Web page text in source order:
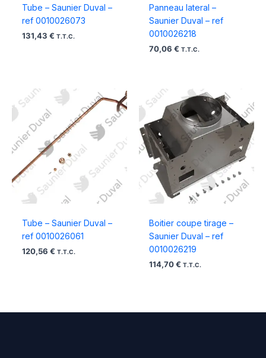
Tube – Saunier Duval –
ref 0010026073
131,43 € T.T.C.
Panneau lateral –
Saunier Duval – ref
0010026218
70,06 € T.T.C.
Tube – Saunier Duval –
ref 0010026061
120,56 € T.T.C.
Boitier coupe tirage –
Saunier Duval – ref
0010026219
114,70 € T.T.C.